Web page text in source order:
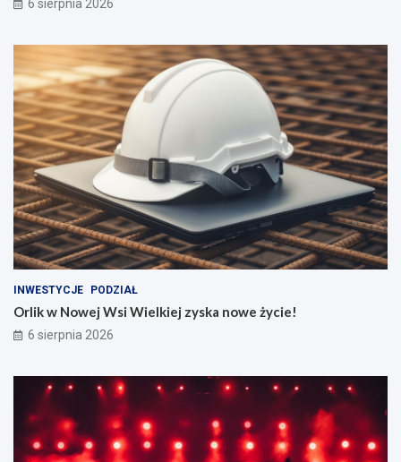
6 sierpnia 2026
INWESTYCJE PODZIAŁ
Orlik w Nowej Wsi Wielkiej zyska nowe życie!
6 sierpnia 2026